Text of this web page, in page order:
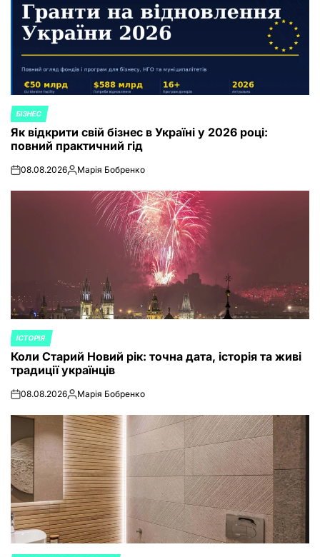
POSTED
IN
БІЗНЕС
Як відкрити свій бізнес в Україні у 2026 році:
повний практичний гід
on08.08.2026Posted
Марія Бобренко
POSTED
IN
ІСТОРІЯ
Коли Старий Новий рік: точна дата, історія та живі
традиції українців
on08.08.2026Posted
Марія Бобренко